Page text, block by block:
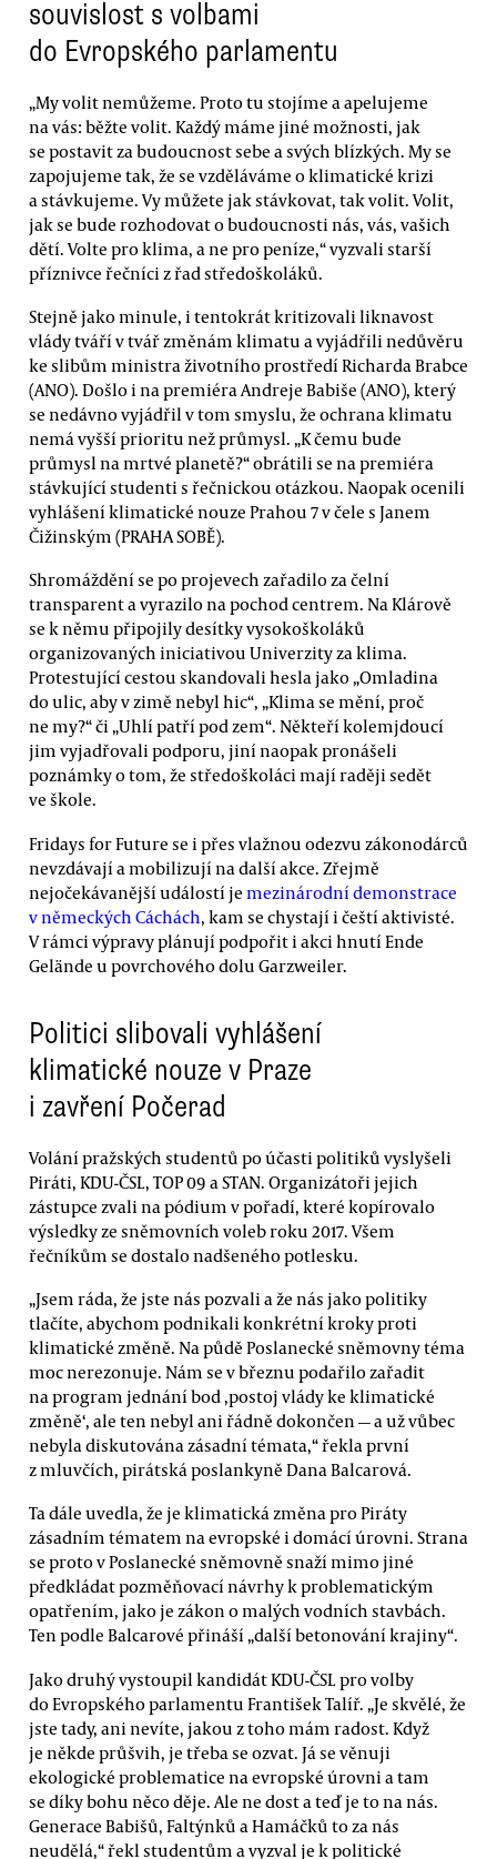
souvislost s volbami
do Evropského parlamentu
„My volit nemůžeme. Proto tu stojíme a apelujeme
na vás: běžte volit. Každý máme jiné možnosti, jak
se postavit za budoucnost sebe a svých blízkých. My se
zapojujeme tak, že se vzděláváme o klimatické krizi
a stávkujeme. Vy můžete jak stávkovat, tak volit. Volit,
jak se bude rozhodovat o budoucnosti nás, vás, vašich
dětí. Volte pro klima, a ne pro peníze,“ vyzvali starší
příznivce řečníci z řad středoškoláků.
Stejně jako minule, i tentokrát kritizovali liknavost
vlády tváří v tvář změnám klimatu a vyjádřili nedůvěru
ke slibům ministra životního prostředí Richarda Brabce
(ANO). Došlo i na premiéra Andreje Babiše (ANO), který
se nedávno vyjádřil v tom smyslu, že ochrana klimatu
nemá vyšší prioritu než průmysl. „K čemu bude
průmysl na mrtvé planetě?“ obrátili se na premiéra
stávkující studenti s řečnickou otázkou. Naopak ocenili
vyhlášení klimatické nouze Prahou 7 v čele s Janem
Čižinským (PRAHA SOBĚ).
Shromáždění se po projevech zařadilo za čelní
transparent a vyrazilo na pochod centrem. Na Klárově
se k němu připojily desítky vysokoškoláků
organizovaných iniciativou Univerzity za klima.
Protestující cestou skandovali hesla jako „Omladina
do ulic, aby v zimě nebyl hic“, „Klima se mění, proč
ne my?“ či „Uhlí patří pod zem“. Někteří kolemjdoucí
jim vyjadřovali podporu, jiní naopak pronášeli
poznámky o tom, že středoškoláci mají raději sedět
ve škole.
Fridays for Future se i přes vlažnou odezvu zákonodárců
nevzdávají a mobilizují na další akce. Zřejmě
nejočekávanější událostí je mezinárodní demonstrace
v německých Cáchách, kam se chystají i čeští aktivisté.
V rámci výpravy plánují podpořit i akci hnutí Ende
Gelände u povrchového dolu Garzweiler.
Politici slibovali vyhlášení
klimatické nouze v Praze
i zavření Počerad
Volání pražských studentů po účasti politiků vyslyšeli
Piráti, KDU-ČSL, TOP 09 a STAN. Organizátoři jejich
zástupce zvali na pódium v pořadí, které kopírovalo
výsledky ze sněmovních voleb roku 2017. Všem
řečníkům se dostalo nadšeného potlesku.
„Jsem ráda, že jste nás pozvali a že nás jako politiky
tlačíte, abychom podnikali konkrétní kroky proti
klimatické změně. Na půdě Poslanecké sněmovny téma
moc nerezonuje. Nám se v březnu podařilo zařadit
na program jednání bod ‚postoj vlády ke klimatické
změně‘, ale ten nebyl ani řádně dokončen — a už vůbec
nebyla diskutována zásadní témata,“ řekla první
z mluvčích, pirátská poslankyně Dana Balcarová.
Ta dále uvedla, že je klimatická změna pro Piráty
zásadním tématem na evropské i domácí úrovni. Strana
se proto v Poslanecké sněmovně snaží mimo jiné
předkládat pozměňovací návrhy k problematickým
opatřením, jako je zákon o malých vodních stavbách.
Ten podle Balcarové přináší „další betonování krajiny“.
Jako druhý vystoupil kandidát KDU-ČSL pro volby
do Evropského parlamentu František Talíř. „Je skvělé, že
jste tady, ani nevíte, jakou z toho mám radost. Když
je někde průšvih, je třeba se ozvat. Já se věnuji
ekologické problematice na evropské úrovni a tam
se díky bohu něco děje. Ale ne dost a teď je to na nás.
Generace Babišů, Faltýnků a Hamáčků to za nás
neudělá,“ řekl studentům a vyzval je k politické